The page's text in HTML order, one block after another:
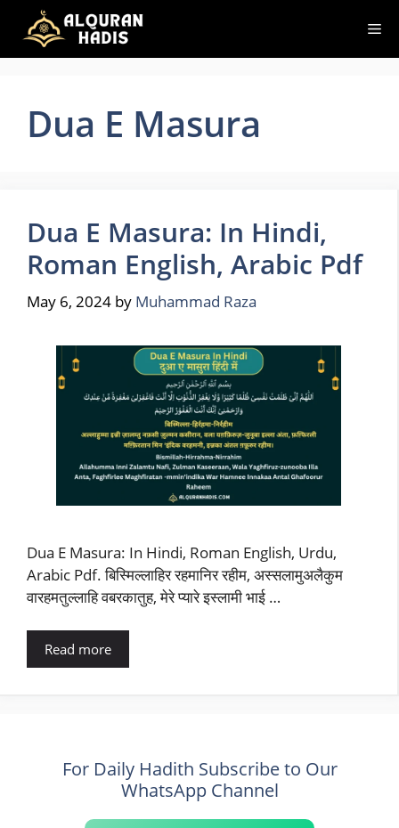
content
Dua E Masura
Dua E Masura: In Hindi,
Roman English, Arabic Pdf
May 6, 2024 by Muhammad Raza
Dua E Masura: In Hindi, Roman English, Urdu,
Arabic Pdf. बिस्मिल्लाहिर रहमानिर रहीम, अस्सलामुअलैकुम
वारहमतुल्लाहि वबरकातुह, मेरे प्यारे इस्लामी भाई …
Read more
For Daily Hadith Subscribe to Our
WhatsApp Channel